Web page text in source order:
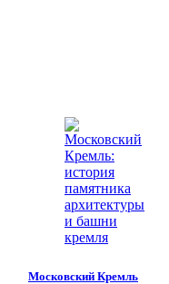
Московский Кремль